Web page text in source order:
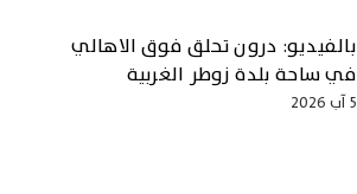
بالفيديو: درون تحلق فوق الاهالي
في ساحة بلدة زوطر الغربية
5 آب 2026